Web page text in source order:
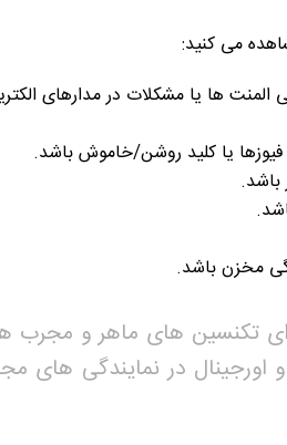
می کنید:
ها یا مشکلات در مدارهای
یا کلید روشن/خاموش باشد.
مخزن باشد.
تکنسین های ماهر و مجرب
در نمایندگی های